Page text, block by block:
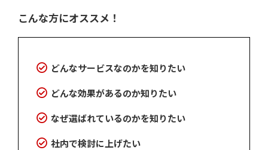
こんな方にオススメ！
どんなサービスなのかを知りたい
どんな効果があるのか知りたい
なぜ選ばれているのかを知りたい
社内で検討に上げたい